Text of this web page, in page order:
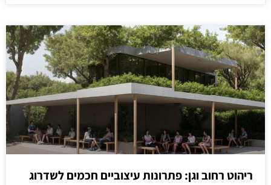
ריהוט רחוב וגן: פתרונות עיצוביים חכמים לשדרוג